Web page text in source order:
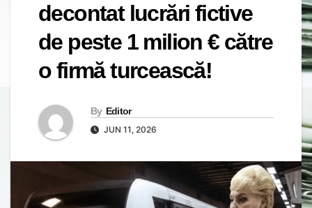
decontat lucrări fictive
de peste 1 milion € către
o firmă turcească!
By Editor
JUN 11, 2026